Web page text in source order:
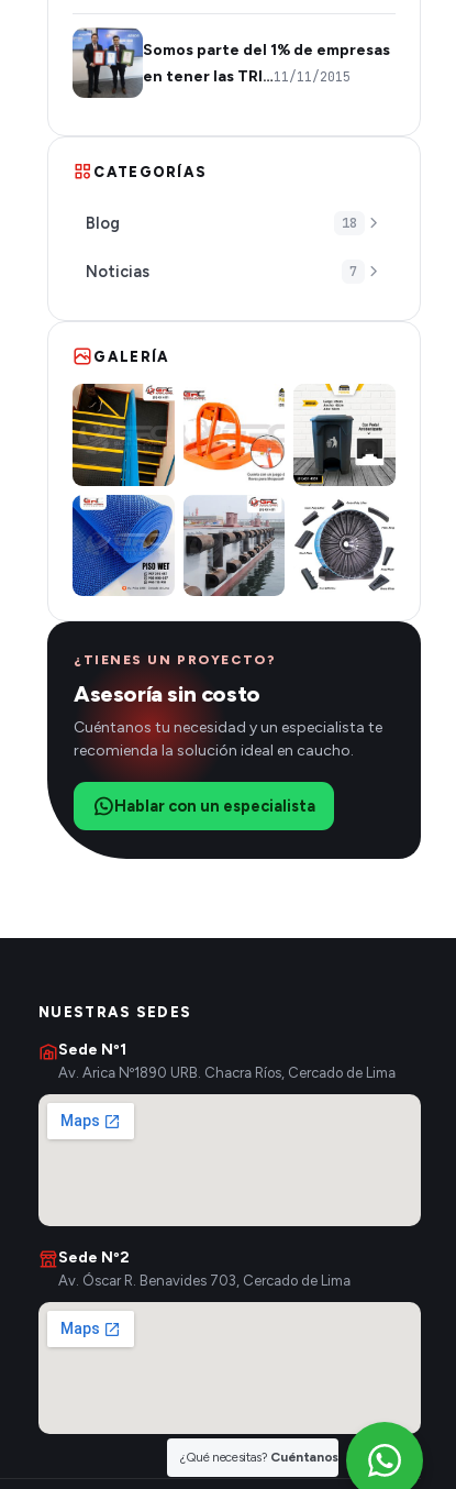
Somos parte del 1% de empresas
en tener las TRI…11/11/2015
CATEGORÍAS
Blog 18
Noticias 7
GALERÍA
¿TIENES UN PROYECTO?
Asesoría sin costo
Cuéntanos tu necesidad y un especialista te
recomienda la solución ideal en caucho.
Hablar con un especialista
NUESTRAS SEDES
Sede Nº1
Av. Arica Nº1890 URB. Chacra Ríos, Cercado de Lima
Sede Nº2
Av. Óscar R. Benavides 703, Cercado de Lima
¿Qué necesitas? Cuéntanos